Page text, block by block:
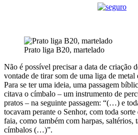
Prato liga B20, martelado
Não é possível precisar a data de criação
vontade de tirar som de uma liga de metal
Para se ter uma ideia, uma passagem
citava o címbalo – um instrumento de
pratos – na seguinte passagem: “(…) e
tocavam perante o Senhor, com toda
faia, como também com harpas, saltérios,
címbalos (…)”.